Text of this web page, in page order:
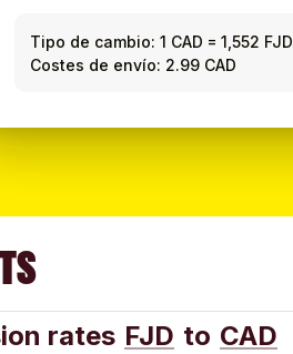
Tipo de cambio: 1 CAD =1,552 FJD
Costes de envío: 2.99 CAD
rates FJD to CAD